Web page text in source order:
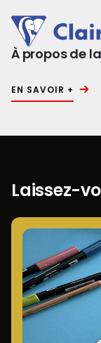
À propos de
EN SAVOIR +
Laissez-